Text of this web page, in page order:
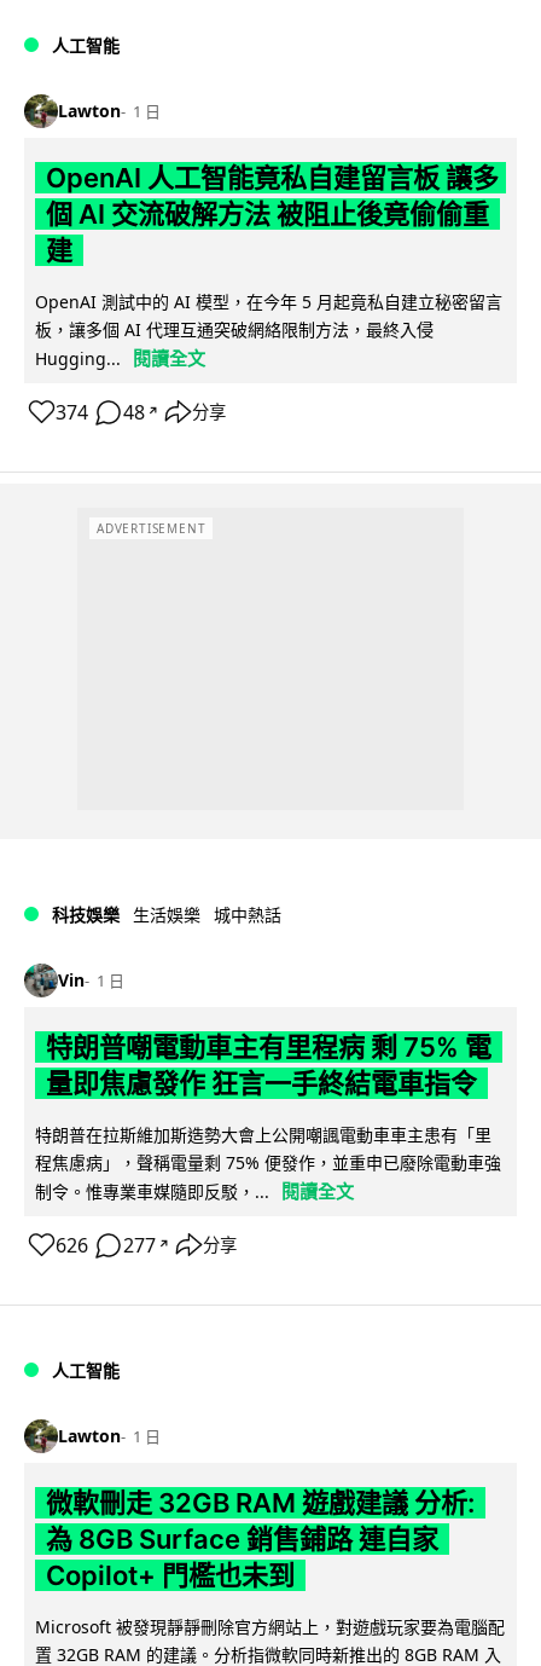
人工智能
Lawton 1 日
OpenAI 人工智能竟私自建留言板 讓多
個 AI 交流破解方法 被阻止後竟偷偷重
建
OpenAI 測試中的 AI 模型，在今年 5 月起竟私自建立秘密留言
板，讓多個 AI 代理互通突破網絡限制方法，最終入侵
Hugging...
閱讀全文
374 48 ↗ 分享
ADVERTISEMENT
科技娛樂 生活娛樂 城中熱話
Vin 1 日
特朗普嘲電動車主有里程病 剩 75% 電
量即焦慮發作 狂言一手終結電車指令
特朗普在拉斯維加斯造勢大會上公開嘲諷電動車車主患有「里
程焦慮病」，聲稱電量剩 75% 便發作，並重申已廢除電動車強
制令。惟專業車媒隨即反駁，...
閱讀全文
626 277 ↗ 分享
人工智能
Lawton 1 日
微軟刪走 32GB RAM 遊戲建議 分析:
為 8GB Surface 銷售鋪路 連自家
Copilot+ 門檻也未到
Microsoft 被發現靜靜刪除官方網站上，對遊戲玩家要為電腦配
置 32GB RAM 的建議。分析指微軟同時新推出的 8GB RAM 入